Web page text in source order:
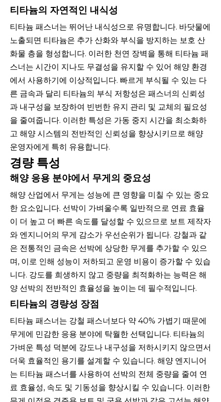
티타늄의 자연적인 내식성
티타늄 패스너는 뛰어난 내식성으로 유명합니다. 바닷물에
노출되면 티타늄은 추가 산화와 부식을 방지하는 보호 산
화물 층을 형성합니다. 이러한 천연 장벽을 통해 티타늄 패
스너는 시간이 지나도 무결성을 유지할 수 있어 해양 환경
에서 사용하기에 이상적입니다. 빠르게 부식될 수 있는 다
른 금속과 달리 티타늄의 부식 저항성은 패스너의 신뢰성
과 내구성을 보장하여 빈번한 유지 관리 및 교체의 필요성
을 줄여줍니다. 이러한 특성은 가동 중지 시간을 최소화하
고 해양 시스템의 전반적인 신뢰성을 향상시키므로 해양
운영자에게 특히 유용합니다.
경량 특성
해양 응용 분야에서 무게의 중요성
해양 산업에서 무게는 성능에 큰 영향을 미칠 수 있는 중요
한 요소입니다. 선박이 가벼울수록 일반적으로 연료 효율
이 더 높고 더 빠른 속도를 달성할 수 있으므로 보트 제작자
와 엔지니어의 무게 감소가 우선순위가 됩니다. 강철과 같
은 전통적인 금속은 선박에 상당한 무게를 추가할 수 있으
며, 이로 인해 성능이 저하되고 운영 비용이 증가할 수 있습
니다. 강도를 희생하지 않고 중량을 최적화하는 능력은 해
양 선박의 전반적인 효율성을 높이는 데 필수적입니다.
티타늄의 경량성 장점
티타늄 패스너는 강철 패스너보다 약 40% 가볍기 때문에
무게에 민감한 응용 분야에 탁월한 선택입니다. 티타늄의
가벼운 특성 덕분에 강도나 내구성을 저하시키지 않으면서
더욱 효율적인 용기를 설계할 수 있습니다. 해양 엔지니어
는 티타늄 패스너를 사용하여 선박의 전체 중량을 줄여 연
료 효율성, 속도 및 기동성을 향상시킬 수 있습니다. 이러한